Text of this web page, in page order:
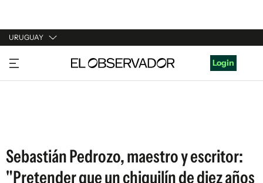
URUGUAY
URUGUAY
ARGENTINA
Login
Sebastián Pedrozo, maestro y escritor:
"Pretender que un chiquilín de diez años